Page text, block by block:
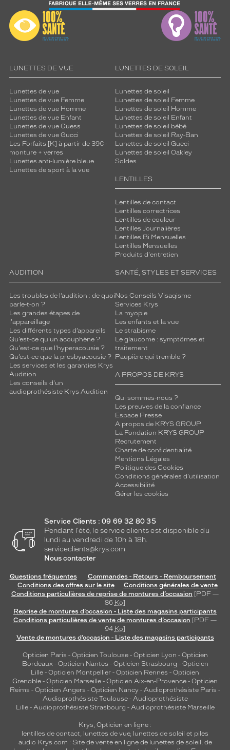
LUNETTES DE VUE
Lunettes de vue
Lunettes de vue Femme
Lunettes de vue Homme
Lunettes de vue Enfant
Lunettes de vue Guess
Lunettes de vue Gucci
Les Forfaits [K] à partir de 39€ -
monture + verres
Lunettes anti-lumière bleue
Lunettes de sport à la vue
LUNETTES DE SOLEIL
Lunettes de soleil
Lunettes de soleil Femme
Lunettes de soleil Homme
Lunettes de soleil Enfant
Lunettes de soleil bébé
Lunettes de soleil Ray-Ban
Lunettes de soleil Gucci
Lunettes de soleil Oakley
Soldes
LENTILLES
Lentilles de contact
Lentilles correctrices
Lentilles de couleur
Lentilles Journalières
Lentilles Bi Mensuelles
Lentilles Mensuelles
Produits d'entretien
AUDITION
Les troubles de l’audition : de quoi
parle-t-on ?
Les grandes étapes de
l'appareillage
Les différents types d’appareils
Qu’est-ce qu'un acouphène ?
Qu'est-ce que l'hyperacousie ?
Qu’est-ce que la presbyacousie ?
Les services et les garanties Krys
Audition
Les conseils d'un
audioprothésiste Krys Audition
SANTÉ, STYLES ET SERVICES
Nos Conseils Visagisme
Services Krys
La myopie
Les enfants et la vue
Le strabisme
Le glaucome : symptômes et
traitement
Paupière qui tremble ?
A PROPOS DE KRYS
Qui sommes-nous ?
Les preuves de la confiance
Espace Presse
A propos de KRYS GROUP
La Fondation KRYS GROUP
Recrutement
Charte de confidentialité
Mentions Légales
Politique des Cookies
Conditions générales d'utilisation
Accessibilité
Gérer les cookies
Service Clients : 09 69 32 80 35
Pendant l'été, le service clients est disponible du
lundi au vendredi de 10h à 18h.
serviceclients@krys.com
Nous contacter
Questions fréquentes
Commandes - Retours - Remboursement
Conditions des offres sur le site
Conditions générales de vente
Conditions particulières de reprise de montures d’occasion [PDF —
86 Ko]
Reprise de montures d’occasion - Liste des magasins participants
Conditions particulières de vente de montures d’occasion [PDF —
94 Ko]
Vente de montures d’occasion - Liste des magasins participants
Opticien Paris - Opticien Toulouse- Opticien Lyon - Opticien
Bordeaux- Opticien Nantes - Opticien Strasbourg - Opticien
Lille - Opticien Montpellier - Opticien Rennes - Opticien
Grenoble - Opticien Marseille - Opticien Aix-en-Provence - Opticien
Reims - Opticien Angers - Opticien Nancy - Audioprothésiste Paris -
Audioprothésiste Toulouse- Audioprothésiste
Lille- Audioprothésiste Strasbourg - Audioprothésiste Marseille
Krys, Opticien en ligne :
lentilles de contact, lunettes de vue, lunettes de soleil et piles
audio Krys.com : Site de vente en ligne de lunettes de soleil, de